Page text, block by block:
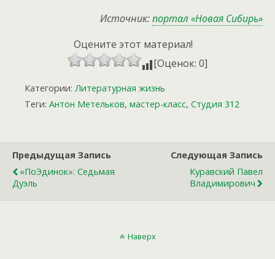
Источник:портал «Новая Сибирь»
Оцените этот материал!
[Оценок: 0]
Категории: Литературная жизнь
Теги: Антон Метельков, мастер-класс, Студия 312
Предыдущая Запись
«ПоЭдинок»: Седьмая
Дуэль
Следующая Запись
Куравский Павел
Владимирович
Наверх